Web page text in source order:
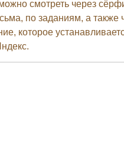
смотреть через
по заданиям, а также
которое